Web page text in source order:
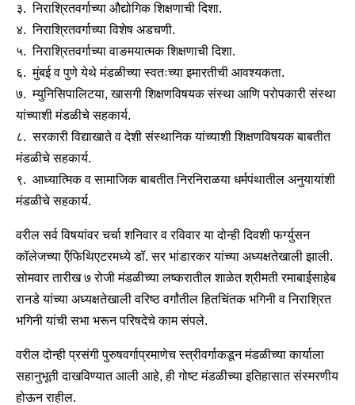
३. निराश्रितवर्गाच्या औद्योगिक शिक्षणाची दिशा.
४. निराश्रितवर्गाच्या विशेष अडचणी.
५. निराश्रितवर्गाच्या वाङमयात्मक शिक्षणाची दिशा.
६. मुंबई व पुणे येथे मंडळीच्या स्वतःच्या इमारतीची आवश्यकता.
७. म्युनिसिपालिटया, खासगी शिक्षणविषयक संस्था आणि परोपकारी संस्था
यांच्याशी मंडळीचे सहकार्य.
८. सरकारी विद्याखाते व देशी संस्थानिक यांच्याशी शिक्षणविषयक बाबतीत
मंडळीचे सहकार्य.
९. आध्यात्मिक व सामाजिक बाबतीत निरनिराळया धर्मपंथातील अनुयायांशी
मंडळीचे सहकार्य.
वरील सर्व विषयांवर चर्चा शनिवार व रविवार या दोन्ही दिवशी फर्ग्युसन
कॉलेजच्या ऍंफिथिएटरमध्ये डॉ. सर भांडारकर यांच्या अध्यक्षतेखाली झाली.
सोमवार तारीख ७ रोजी मंडळीच्या लष्करातील शाळेत श्रीमती रमाबाईसाहेब
रानडे यांच्या अध्यक्षतेखाली वरिष्ठ वर्गांतील हितचिंतक भगिनी व निराश्रित
भगिनी यांची सभा भरून परिषदेचे काम संपले.
वरील दोन्ही प्रसंगी पुरुषवर्गाप्रमाणेच स्त्रीवर्गाकडून मंडळीच्या कार्याला
सहानुभूती दाखविण्यात आली आहे, ही गोष्ट मंडळीच्या इतिहासात संस्मरणीय
होऊन राहील.